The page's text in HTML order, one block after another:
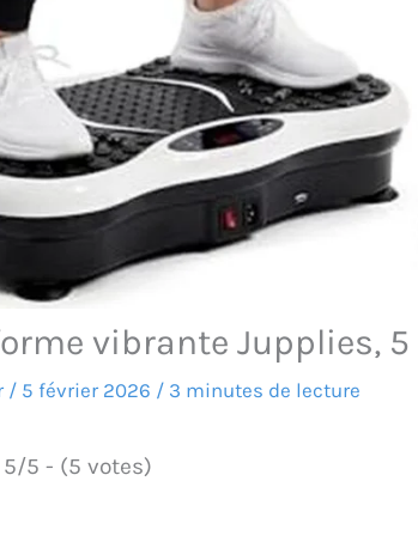
vibrante Jupplies,
/ 5 février 2026 / 3 minutes de lecture
5/5 - (5 votes)